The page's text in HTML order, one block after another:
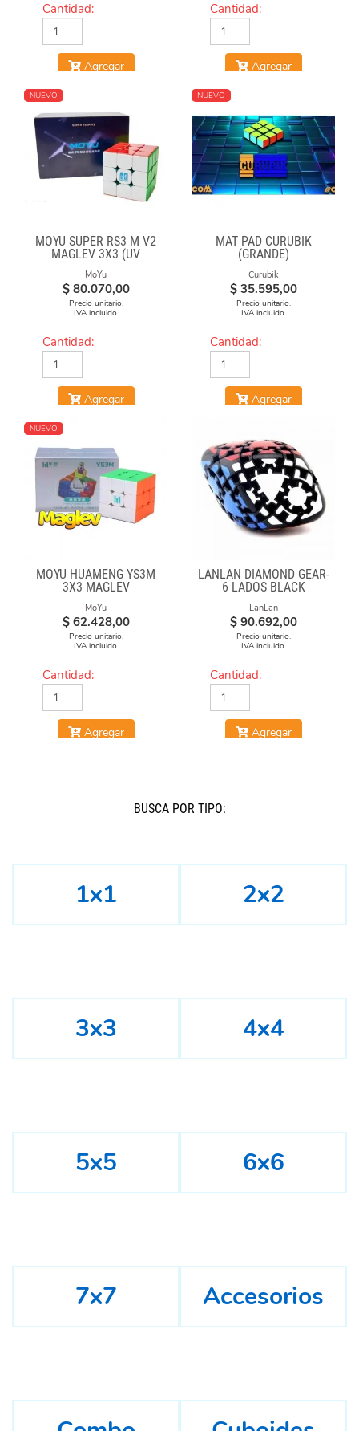
Cantidad:
Agregar
Cantidad:
Agregar
NUEVO
MOYU SUPER RS3 M V2
MAGLEV 3X3 (UV
COATED)
MoYu
$ 80.070,00
Precio unitario.
IVA incluido.
Cantidad:
Agregar
NUEVO
MAT PAD CURUBIK
(GRANDE)
Curubik
$ 35.595,00
Precio unitario.
IVA incluido.
Cantidad:
Agregar
NUEVO
MOYU HUAMENG YS3M
3X3 MAGLEV
MoYu
$ 62.428,00
Precio unitario.
IVA incluido.
Cantidad:
Agregar
LANLAN DIAMOND GEAR-
6 LADOS BLACK
LanLan
$ 90.692,00
Precio unitario.
IVA incluido.
Cantidad:
Agregar
BUSCÁ POR TIPO:
1x1 2x2
3x3 4x4
5x5 6x6
7x7 Accesorios